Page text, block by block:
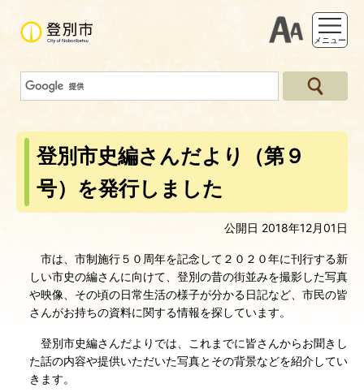
支援ツー
メニュー
登別市史編さんだより（第９
号）を発行しました
公開日 2018年12月01日
市は、市制施行５０周年を記念して２０２０年に刊行する新
しい市史の編さんに向けて、登別の昔の街並みを撮影した写真
や映像、その頃の日常生活の様子が分かる日記など、市民の皆
さんがお持ちの資料に関する情報を探しています。
登別市史編さんだよりでは、これまでに皆さんからお聞きし
た話の内容や提供いただいた写真とその背景などを紹介してい
きます。